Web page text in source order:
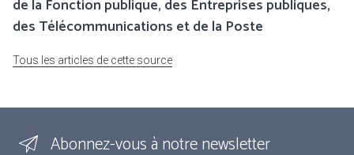
de la Fonction publique, des Entreprises publiques,
des Télécommunications et de la Poste
Tous les articles de cette source
Abonnez-vous à notre newsletter